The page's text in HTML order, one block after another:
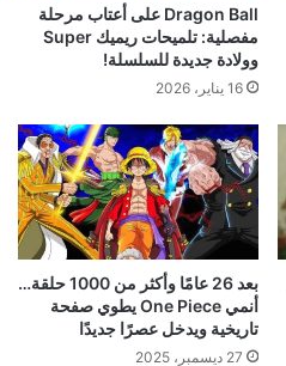
Dragon Ball على أعتاب مرحلة
مفصلية: تلميحات ريميك Super
وولادة جديدة للسلسلة!
16 يناير، 2026
بعد 26 عامًا وأكثر من 1000 حلقة…
أنمي One Piece يطوي صفحة
تاريخية ويدخل عصرًا جديدًا
27 ديسمبر، 2025